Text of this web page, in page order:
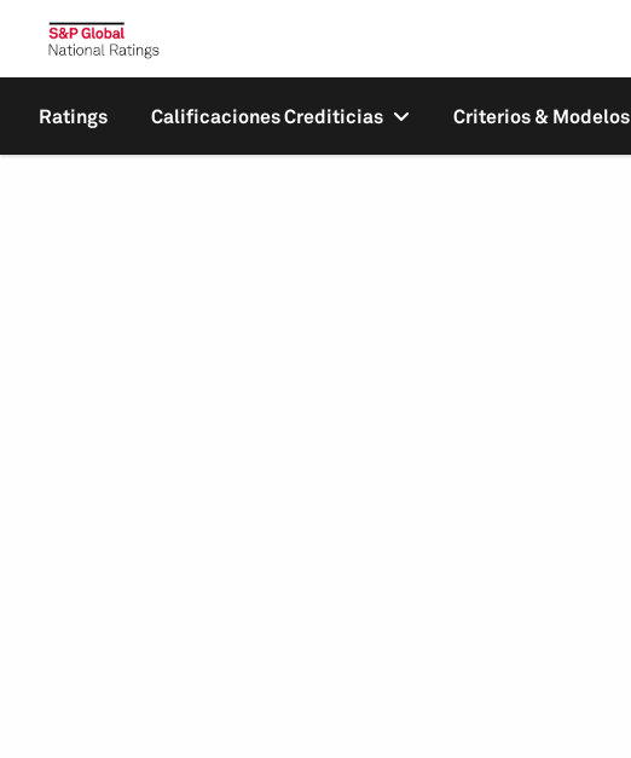
Ratings Calificaciones Crediticias Criterios & Modelos